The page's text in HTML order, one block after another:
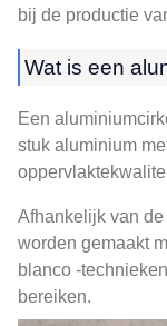
bij de productie
Wat is een
Een
stuk aluminium
Afhankelijk van
worden gemaakt
blanco -
bereiken.